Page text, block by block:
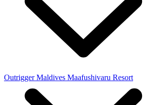
Outrigger Maldives Maafushivaru Resort